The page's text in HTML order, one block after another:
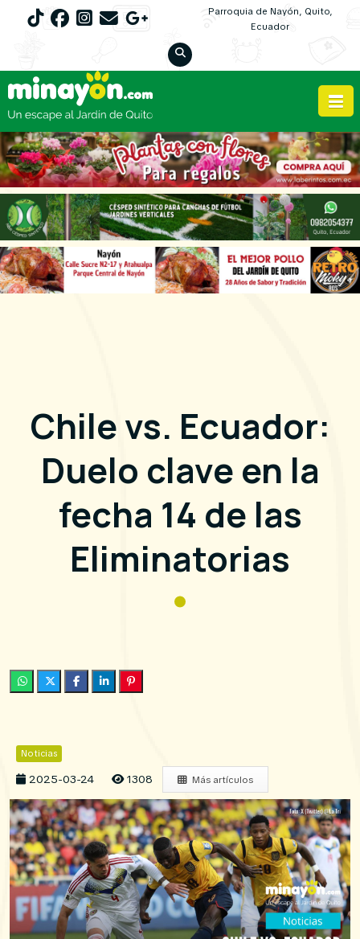
Parroquia de Nayón, Quito,
Ecuador
Chile vs. Ecuador:
Duelo clave en la
fecha 14 de las
Eliminatorias
Noticias
2025-03-24 1308 Más artículos